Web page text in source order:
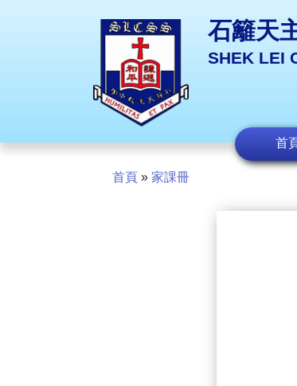
石籬天
SHEK LEI
首
首頁 » 家課冊